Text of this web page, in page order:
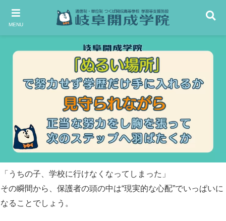
MENU
「うちの子、学校に行けなくなってしまった」
その瞬間から、保護者の頭の中は“現実的な心配”でいっぱいに
なることでしょう。